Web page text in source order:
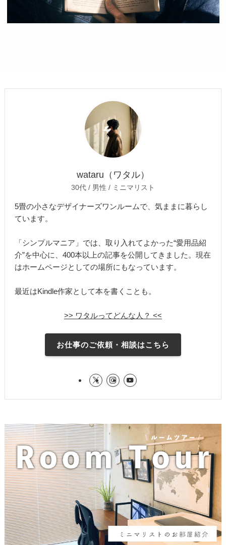
wataru（ワタル）
30代 / 男性 / ミニマリスト
5畳の小さなデザイナーズワンルームで、気ままに暮らし
ています。
「シンプルマニア」では、取り入れてよかった“愛用品紹
介”を中心に、400本以上の記事を公開してきました。現在
はホームページとしての場所にもなっています。
最近はKindle作家として本を書くことも。
>> ワタルってどんな人？ <<
お仕事のご依頼・相談はこちら